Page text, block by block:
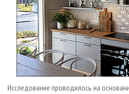
Исследование проводилось на